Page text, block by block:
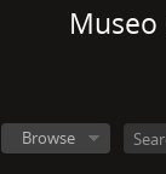
Museo
Browse